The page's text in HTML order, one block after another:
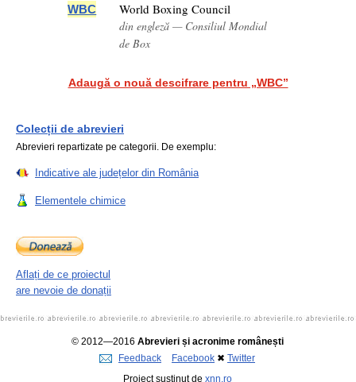
WBC World Boxing Council
din engleză — Consiliul Mondial
de Box
Adaugă o nouă descifrare pentru „WBC”
Colecții de abrevieri
Abrevieri repartizate pe categorii. De exemplu:
Indicative ale județelor din România
Elementele chimice
Aflați de ce proiectul
are nevoie de donații
© 2012—2016 Abrevieri și acronime românești
Feedback
Facebook ✖ Twitter
Proiect susținut de xnn.ro